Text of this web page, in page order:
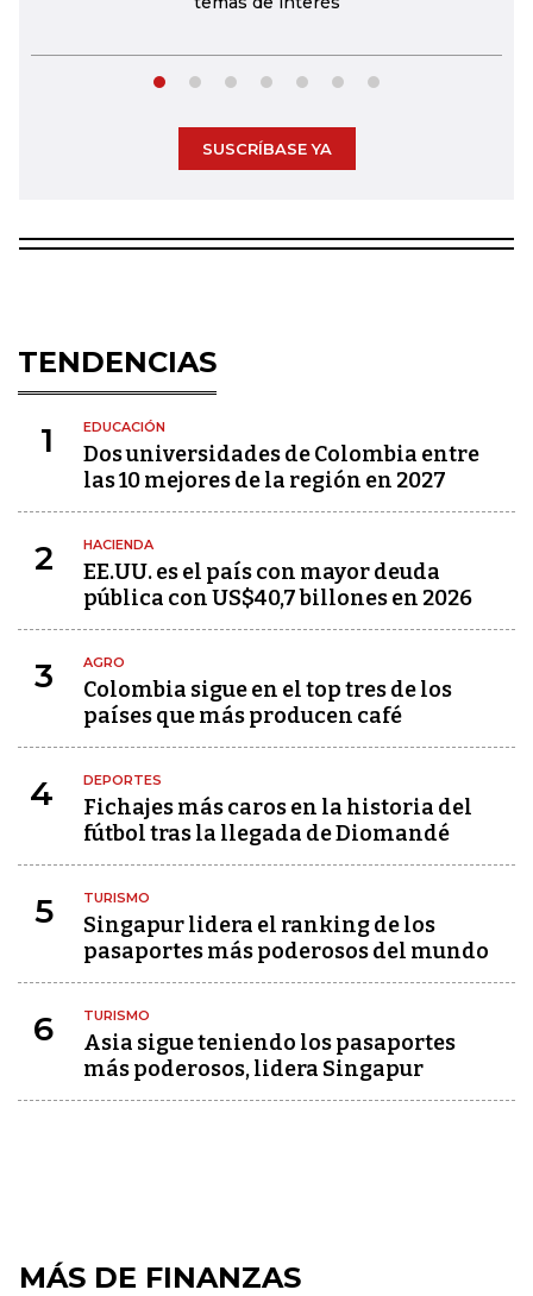
SUSCRÍBASE YA
TENDENCIAS
1 EDUCACIÓN
Dos universidades de Colombia entre
las 10 mejores de la región en 2027
2 HACIENDA
EE.UU. es el país con mayor deuda
pública con US$40,7 billones en 2026
3 AGRO
Colombia sigue en el top tres de los
países que más producen café
4 DEPORTES
Fichajes más caros en la historia del
fútbol tras la llegada de Diomandé
5 TURISMO
Singapur lidera el ranking de los
pasaportes más poderosos del mundo
6 TURISMO
Asia sigue teniendo los pasaportes
más poderosos, lidera Singapur
MÁS DE FINANZAS